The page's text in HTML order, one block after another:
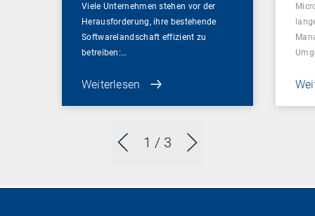
1 / 3
Viele Unternehmen stehen vor der
Herausforderung, ihre bestehende
Softwarelandschaft effizient zu
betreiben:…
Weiterlesen